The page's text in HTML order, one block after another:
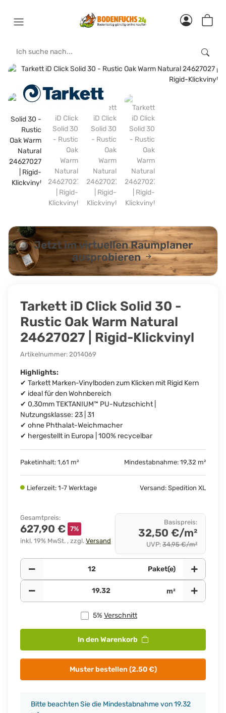
Tarkett iD Click Solid 30 -
Rustic Oak Warm Natural
24627027 | Rigid-Klickvinyl
Artikelnummer: 2014069
Highlights:
✔ Tarkett Marken-Vinylboden zum Klicken mit Rigid Kern
✔ ideal für den Wohnbereich
✔ 0,30mm TEKTANIUM™ PU-Nutzschicht |
Nutzungsklasse: 23 | 31
✔ ohne Phthalat-Weichmacher
✔ hergestellt in Europa | 100% recycelbar
Paketinhalt: 1,61 m² Mindestabnahme: 19,32 m²
Lieferzeit: 1-7 Werktage Versand: Spedition XL
Gesamtpreis:
627,90 € 7%
inkl. 19% MwSt. , zzgl. Versand
Basispreis:
32,50 €/m²
UVP: 34,95 €/m²
Paket(e)
m²
5% Verschnitt
In den Warenkorb
Muster bestellen (2.50 €)
x
Bitte beachten Sie die Mindestabnahme von 19.32
Jetzt im virtuellen Raumplaner
ausprobieren